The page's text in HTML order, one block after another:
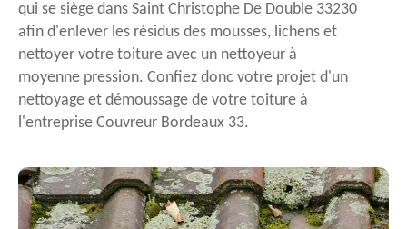
qui se siège dans Saint Christophe De Double 33230
afin d'enlever les résidus des mousses, lichens et
nettoyer votre toiture avec un nettoyeur à
moyenne pression. Confiez donc votre projet d'un
nettoyage et démoussage de votre toiture à
l'entreprise Couvreur Bordeaux 33.